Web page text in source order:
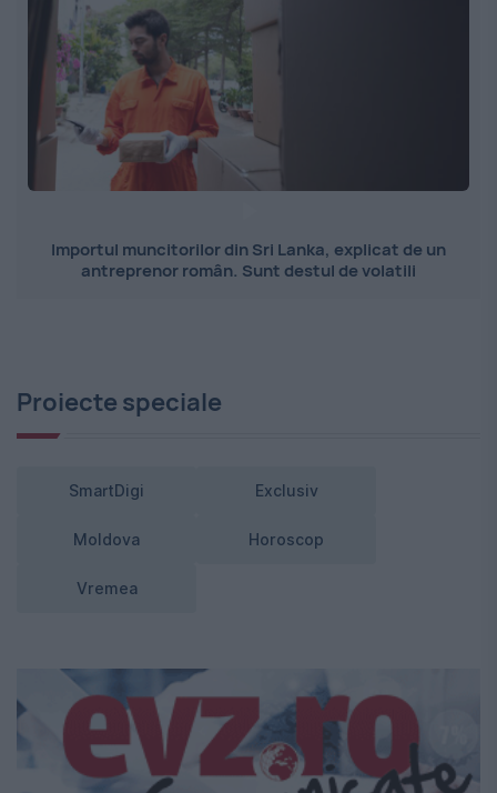
Importul muncitorilor din Sri Lanka, explicat de un
antreprenor român. Sunt destul de volatili
Proiecte speciale
SmartDigi Exclusiv
Moldova Horoscop
Vremea